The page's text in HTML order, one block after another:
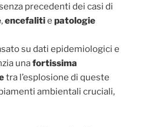
precedenti dei casi di
,encefalitie patologie
su dati epidemiologici e
unafortissima
tra l’esplosione di queste
ambientali cruciali,